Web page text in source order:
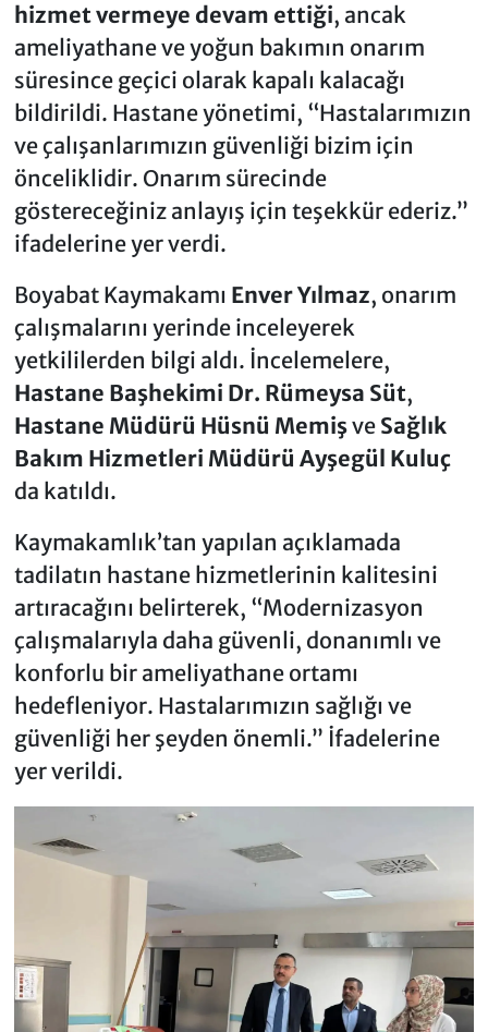
hizmet vermeye devam ettiği, ancak
ameliyathane ve yoğun bakımın onarım
süresince geçici olarak kapalı kalacağı
bildirildi. Hastane yönetimi, “Hastalarımızın
ve çalışanlarımızın güvenliği bizim için
önceliklidir. Onarım sürecinde
göstereceğiniz anlayış için teşekkür ederiz.”
ifadelerine yer verdi.
Boyabat Kaymakamı Enver Yılmaz, onarım
çalışmalarını yerinde inceleyerek
yetkililerden bilgi aldı. İncelemelere,
Hastane Başhekimi Dr. Rümeysa Süt,
Hastane Müdürü Hüsnü Memişve Sağlık
Bakım Hizmetleri Müdürü Ayşegül Kuluç
da katıldı.
Kaymakamlık’tan yapılan açıklamada
tadilatın hastane hizmetlerinin kalitesini
artıracağını belirterek, “Modernizasyon
çalışmalarıyla daha güvenli, donanımlı ve
konforlu bir ameliyathane ortamı
hedefleniyor. Hastalarımızın sağlığı ve
güvenliği her şeyden önemli.” İfadelerine
yer verildi.